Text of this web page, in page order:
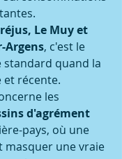
Le Muy et
Argens, c'est le
quand la
et récente.
les
d'agrément
pays, où une
masquer une vraie